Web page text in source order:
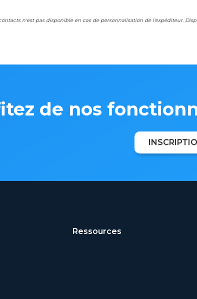
n'est pas disponible en cas de personnalisation de l'expéditeur.
de nos
Ressources